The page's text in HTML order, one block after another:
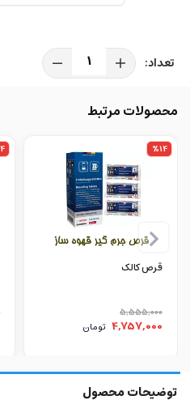
محصولات مرتبط
%14
قرص کالک
5,555,000
4,757,000 تومان